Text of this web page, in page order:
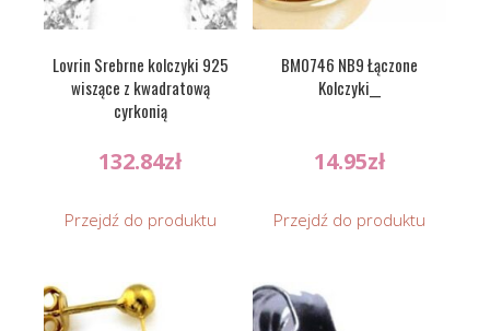
Lovrin Srebrne kolczyki 925
wiszące z kwadratową
cyrkonią
132.84zł
Przejdź do produktu
BM0746 NB9 Łączone
Kolczyki__
14.95zł
Przejdź do produktu